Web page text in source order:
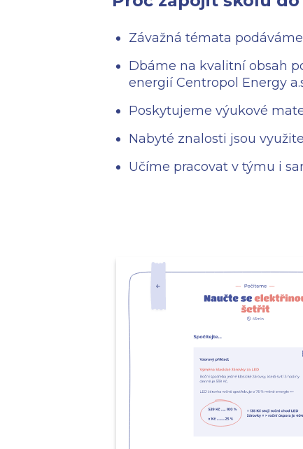
Závažná témata
Dbáme na kvalitní obsah
energií Centropol Energy
Poskytujeme výukové
Nabyté znalosti jsou
Učíme pracovat v týmu i